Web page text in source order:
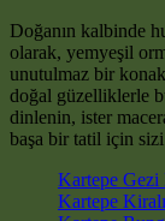
Doğanın kalbinde
olarak, yemyeşil
unutulmaz bir
doğal güzelliklerle
dinlenin, ister
başa bir tatil için
Kartepe Gezi
Kartepe